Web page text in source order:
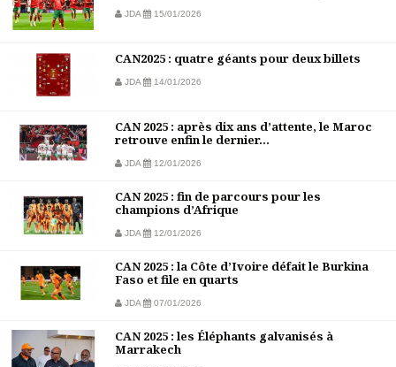
JDA 15/01/2026
CAN2025 : quatre géants pour deux billets
JDA 14/01/2026
CAN 2025 : après dix ans d’attente, le Maroc
retrouve enfin le dernier...
JDA 12/01/2026
CAN 2025 : fin de parcours pour les
champions d’Afrique
JDA 12/01/2026
CAN 2025 : la Côte d’Ivoire défait le Burkina
Faso et file en quarts
JDA 07/01/2026
CAN 2025 : les Éléphants galvanisés à
Marrakech